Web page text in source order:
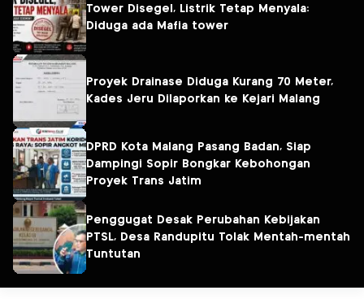
Tower Disegel, Listrik Tetap Menyala:
Diduga ada Mafia tower
Proyek Drainase Diduga Kurang 70 Meter,
Kades Jeru Dilaporkan ke Kejari Malang
DPRD Kota Malang Pasang Badan, Siap
Dampingi Sopir Bongkar Kebohongan
Proyek Trans Jatim
Penggugat Desak Perubahan Kebijakan
PTSL, Desa Randupitu Tolak Mentah-mentah
Tuntutan